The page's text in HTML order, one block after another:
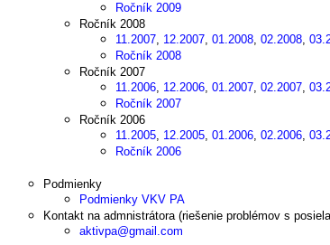
Ročník 2009
Ročník 2008
11.2007, 12.2007, 01.2008, 02.2008,
Ročník 2008
Ročník 2007
11.2006, 12.2006, 01.2007, 02.2007,
Ročník 2007
Ročník 2006
11.2005, 12.2005, 01.2006, 02.2006,
Ročník 2006
Podmienky
Podmienky VKV PA
Kontakt na admnistrátora (riešenie problémov s
aktivpa@gmail.com